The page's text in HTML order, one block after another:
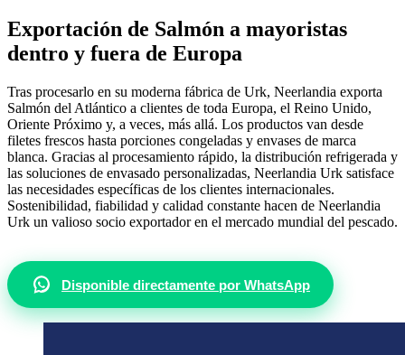
Exportación de Salmón a mayoristas
dentro y fuera de Europa
Tras procesarlo en su moderna fábrica de Urk, Neerlandia exporta
Salmón del Atlántico a clientes de toda Europa, el Reino Unido,
Oriente Próximo y, a veces, más allá. Los productos van desde
filetes frescos hasta porciones congeladas y envases de marca
blanca. Gracias al procesamiento rápido, la distribución refrigerada y
las soluciones de envasado personalizadas, Neerlandia Urk satisface
las necesidades específicas de los clientes internacionales.
Sostenibilidad, fiabilidad y calidad constante hacen de Neerlandia
Urk un valioso socio exportador en el mercado mundial del pescado.
Disponible directamente por WhatsApp